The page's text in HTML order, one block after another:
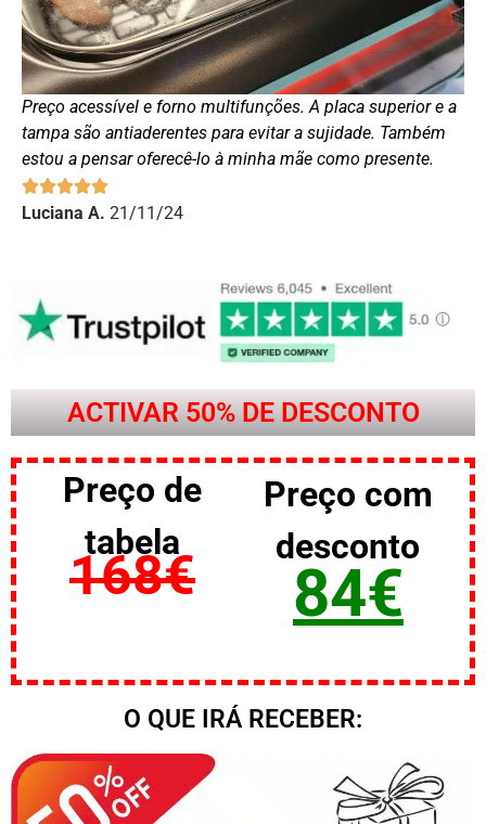
Preço acessível e forno multifunções. A placa superior e a
tampa são antiaderentes para evitar a sujidade. Também
estou a pensar oferecê-lo à minha mãe como presente.
Luciana A. 21/11/24
ACTIVAR 50% DE DESCONTO
Preço de
tabela
168€
Preço com
desconto
84€
O QUE IRÁ RECEBER: